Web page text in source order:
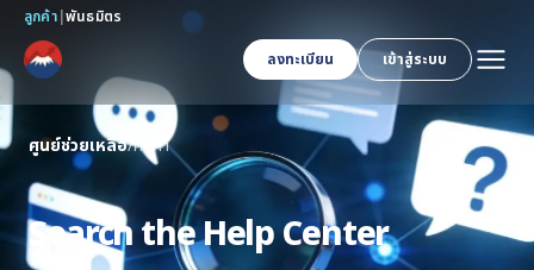
ลูกค้า|พันธมิตร
ลงทะเบียน
เข้าสู่ระบบ
ศูนย์ช่วยเหลือ/ค้นหา
Search the Help Center